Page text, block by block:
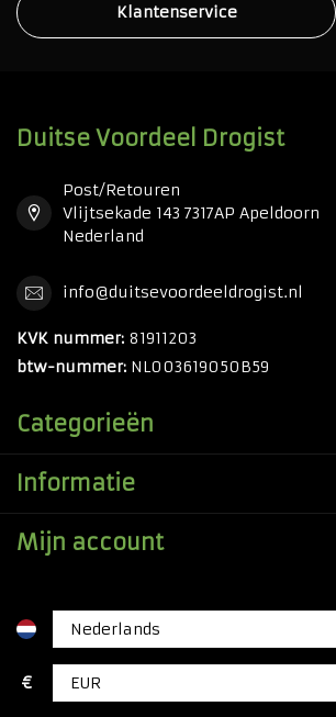
Klantenservice
Duitse Voordeel Drogist
Post/Retouren
Vlijtsekade 143 7317AP Apeldoorn
Nederland
info@duitsevoordeeldrogist.nl
KVK nummer: 81911203
btw-nummer: NL003619050B59
Categorieën
Informatie
Mijn account
€